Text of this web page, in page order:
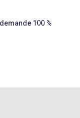
100 %